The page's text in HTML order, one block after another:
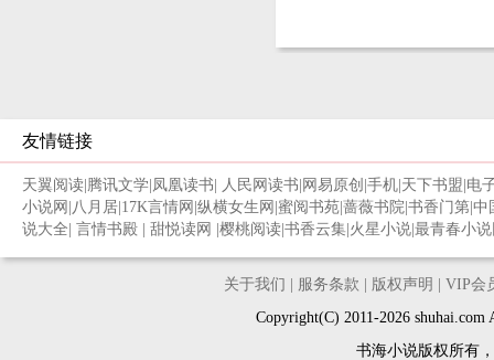
友情链接
天翼阅读 腾讯文学 凤凰读书 人民网读书 网易原创 手机 天下书盟 电
小说网 八月居 17K言情网 纵横女生网 蜜阅书苑 蔷薇书院 书香门第 中
说大全 言情书殿 甜悦读网 樱桃阅读 书香云集 火星小说 最青春小
关于我们 服务条款 版权声明
VIP会
Copyright(C) 2011-2026
书海小说版权所有